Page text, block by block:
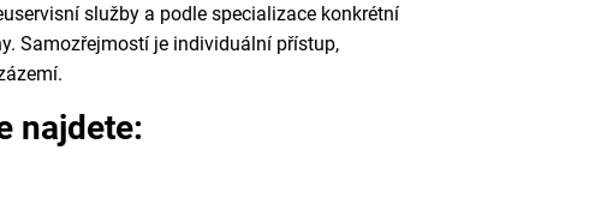
služby a podle specializace konkrétní
Samozřejmostí je individuální přístup,
najdete: